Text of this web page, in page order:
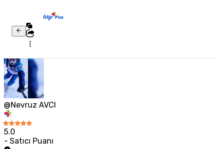
@Nevruz AVCI
5.0
- Satıcı Puanı